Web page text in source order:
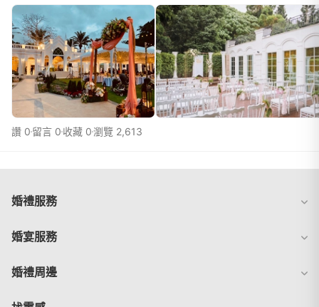
維多麗亞、青青食尚、美軍俱樂部、徐州路2號因為一直很
嚮往戶外婚禮的浪漫感，但想想台灣的天氣真的很不適合戶
外婚禮，於是改成戶外證婚+室內用餐的各種場地做挑選最
後下訂了青青，就來分享一下當初的照片跟真實感想其他幾
間沒選的也有寫很多心
讚 0 留言 0 收藏 0瀏覽 2,613
婚禮服務
婚宴服務
婚禮周邊